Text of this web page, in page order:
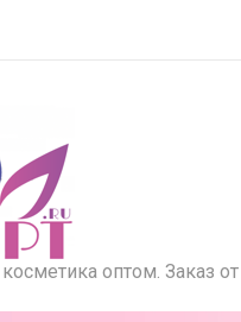
оптом. Заказ от